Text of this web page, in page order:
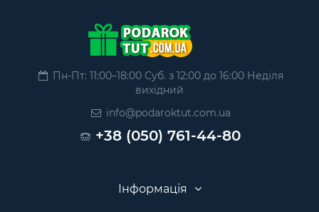
Пн-Пт: 11:00–18:00 Суб. з 12:00 до 16:00 Неділя
вихідний
info@podaroktut.com.ua
+38 (050) 761-44-80
Інформація